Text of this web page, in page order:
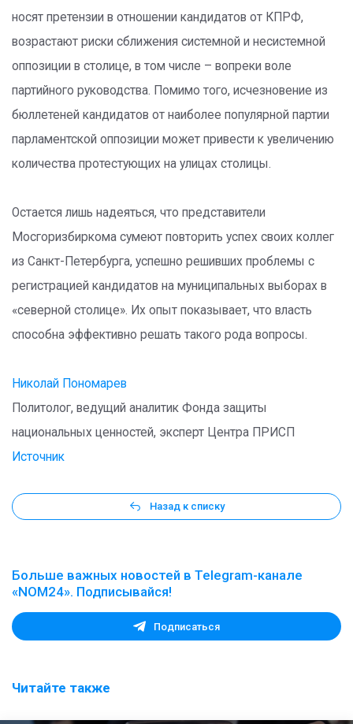
носят претензии в отношении кандидатов от КПРФ,
возрастают риски сближения системной и несистемной
оппозиции в столице, в том числе – вопреки воле
партийного руководства. Помимо того, исчезновение из
бюллетеней кандидатов от наиболее популярной партии
парламентской оппозиции может привести к увеличению
количества протестующих на улицах столицы.
Остается лишь надеяться, что представители
Мосгоризбиркома сумеют повторить успех своих коллег
из Санкт-Петербурга, успешно решивших проблемы с
регистрацией кандидатов на муниципальных выборах в
«северной столице». Их опыт показывает, что власть
способна эффективно решать такого рода вопросы.
Николай Пономарев
Политолог, ведущий аналитик Фонда защиты
национальных ценностей, эксперт Центра ПРИСП
Источник
Назад к списку
Больше важных новостей в Telegram-канале
«NOM24». Подписывайся!
Подписаться
Читайте также